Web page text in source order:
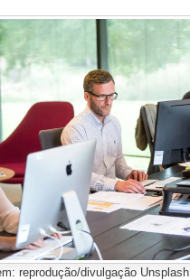
reprodução/divulgação Unsplash